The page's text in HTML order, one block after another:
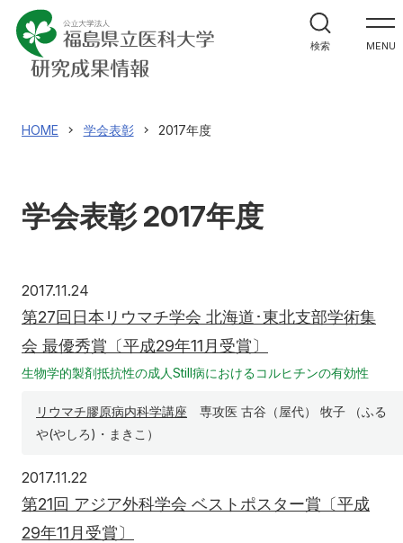
MENU
HOME
医療研究推進センター
主な研究成果概要
対象者別
地域の方へ 来院の方（診療）へ
入学希望の方へ 在学生の方へ
教職員募集（採用情報） 取材・撮影申し込み
検索
HOME 学会表彰 2017年度
学会表彰 2017年度
2017.11.24
第27回日本リウマチ学会 北海道･東北支部学術集
会 最優秀賞〔平成29年11月受賞〕
生物学的製剤抵抗性の成人Still病におけるコルヒチンの有効性
リウマチ膠原病内科学講座 専攻医 古谷（屋代） 牧子 （ふる
や(やしろ)・まきこ）
2017.11.22
第21回 アジア外科学会 ベストポスター賞〔平成
29年11月受賞〕